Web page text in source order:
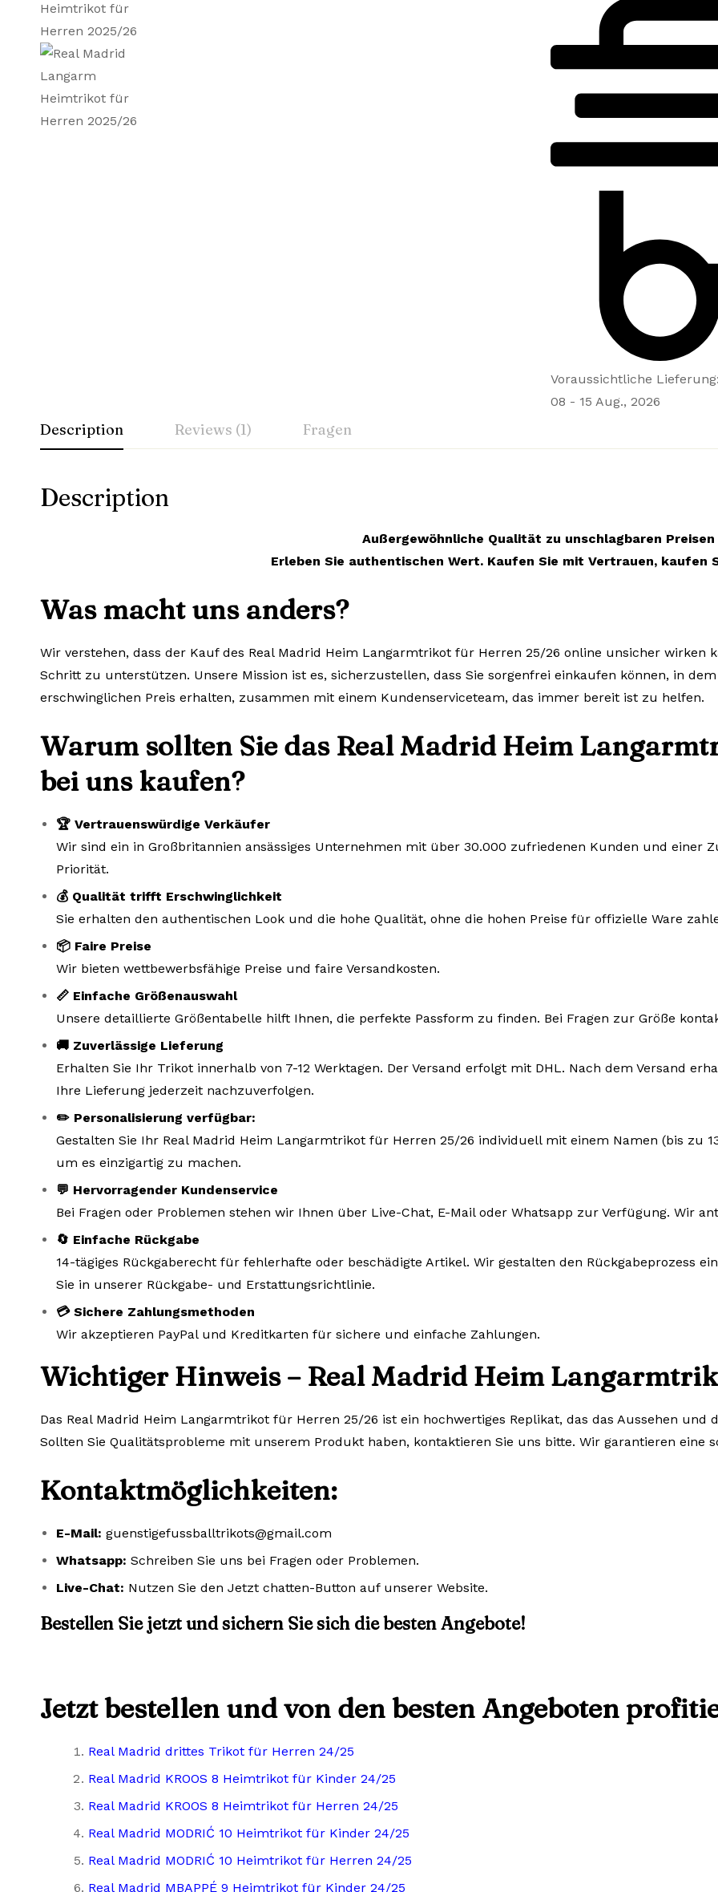
Voraussichtliche
08 - 15 Aug., 2026
Description Reviews (1) Fragen
Description
Außergewöhnliche Qualität zu unschlagbaren Preisen
Erleben Sie authentischen Wert. Kaufen Sie mit Vertrauen, kaufen
Was macht uns anders?
Wir verstehen, dass der Kauf des Real Madrid Heim Langarmtrikot für Herren 25/26 online unsicher wirken
Schritt zu unterstützen. Unsere Mission ist es, sicherzustellen, dass Sie sorgenfrei einkaufen können, in
erschwinglichen Preis erhalten, zusammen mit einem Kundenserviceteam, das immer bereit ist zu helfen.
Warum sollten Sie das Real Madrid Heim
bei uns kaufen?
🏆 Vertrauenswürdige Verkäufer
Wir sind ein in Großbritannien ansässiges Unternehmen mit über 30.000 zufriedenen Kunden und einer
Priorität.
💰 Qualität trifft Erschwinglichkeit
Sie erhalten den authentischen Look und die hohe Qualität, ohne die hohen Preise für offizielle Ware
📦 Faire Preise
Wir bieten wettbewerbsfähige Preise und faire Versandkosten.
📏 Einfache Größenauswahl
Unsere detaillierte Größentabelle hilft Ihnen, die perfekte Passform zu finden. Bei Fragen zur Größe
🚚 Zuverlässige Lieferung
Erhalten Sie Ihr Trikot innerhalb von 7-12 Werktagen. Der Versand erfolgt mit DHL. Nach dem Versand
Ihre Lieferung jederzeit nachzuverfolgen.
✏️ Personalisierung verfügbar:
Gestalten Sie Ihr Real Madrid Heim Langarmtrikot für Herren 25/26 individuell mit einem Namen (bis zu
um es einzigartig zu machen.
💬 Hervorragender Kundenservice
Bei Fragen oder Problemen stehen wir Ihnen über Live-Chat, E-Mail oder Whatsapp zur Verfügung. Wir
🔄 Einfache Rückgabe
14-tägiges Rückgaberecht für fehlerhafte oder beschädigte Artikel. Wir gestalten den Rückgabeprozess
Sie in unserer Rückgabe- und Erstattungsrichtlinie.
💳 Sichere Zahlungsmethoden
Wir akzeptieren PayPal und Kreditkarten für sichere und einfache Zahlungen.
Wichtiger Hinweis – Real Madrid Heim
Das Real Madrid Heim Langarmtrikot für Herren 25/26 ist ein hochwertiges Replikat, das das Aussehen und
Sollten Sie Qualitätsprobleme mit unserem Produkt haben, kontaktieren Sie uns bitte. Wir garantieren eine
Kontaktmöglichkeiten:
E-Mail: guenstigefussballtrikots@gmail.com
Whatsapp: Schreiben Sie uns bei Fragen oder Problemen.
Live-Chat: Nutzen Sie den Jetzt chatten-Button auf unserer Website.
Bestellen Sie jetzt und sichern Sie sich die besten Angebote!
Jetzt bestellen und von den besten Angeboten
Real Madrid drittes Trikot für Herren 24/25
Real Madrid KROOS 8 Heimtrikot für Kinder 24/25
Real Madrid KROOS 8 Heimtrikot für Herren 24/25
Real Madrid MODRIĆ 10 Heimtrikot für Kinder 24/25
Real Madrid MODRIĆ 10 Heimtrikot für Herren 24/25
Real Madrid MBAPPÉ 9 Heimtrikot für Kinder 24/25